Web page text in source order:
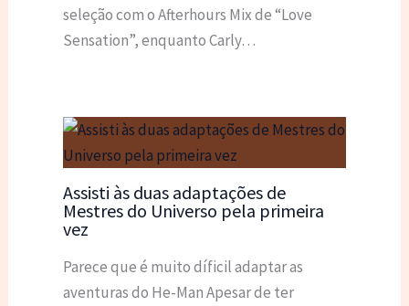
seleção com o Afterhours Mix de “Love
Sensation”, enquanto Carly…
Assisti às duas adaptações de
Mestres do Universo pela primeira
vez
Parece que é muito díficil adaptar as
aventuras do He-Man Apesar de ter